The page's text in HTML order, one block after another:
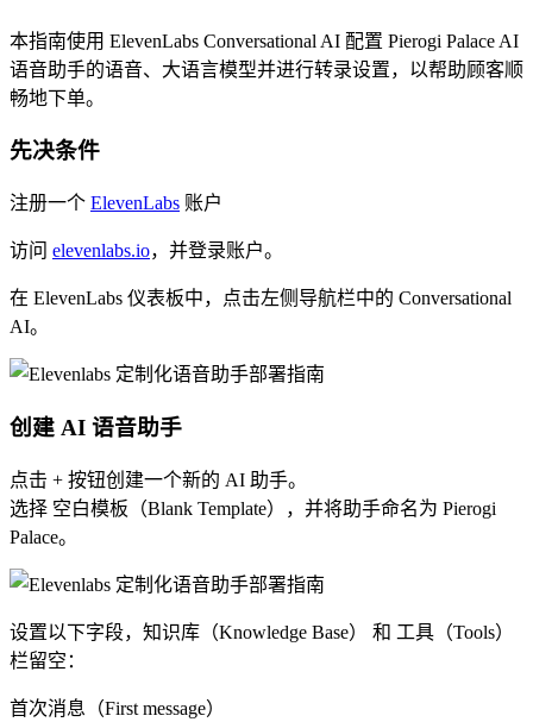
本指南使用 ElevenLabs Conversational AI 配置 Pierogi Palace AI
语音助手的语音、大语言模型并进行转录设置，以帮助顾客顺
畅地下单。
先决条件
注册一个 ElevenLabs 账户
访问 elevenlabs.io，并登录账户。
在 ElevenLabs 仪表板中，点击左侧导航栏中的 Conversational
AI。
创建 AI 语音助手
点击 + 按钮创建一个新的 AI 助手。
选择 空白模板（Blank Template），并将助手命名为 Pierogi
Palace。
设置以下字段，知识库（Knowledge Base） 和 工具（Tools）
栏留空：
首次消息（First message）